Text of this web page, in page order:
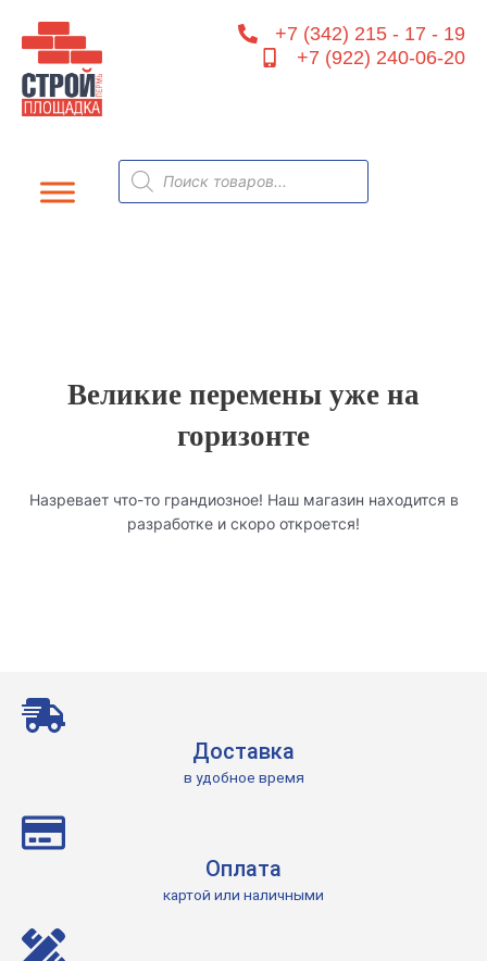
содержимому
+7 (342) 215 - 17 - 19
+7 (922) 240-06-20
Поиск
товаров
Великие перемены уже на
горизонте
Назревает что-то грандиозное! Наш магазин находится в
разработке и скоро откроется!
Доставка
в удобное время
Оплата
картой или наличными